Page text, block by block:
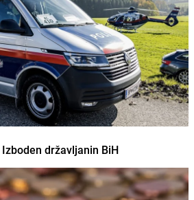
državljanin BiH